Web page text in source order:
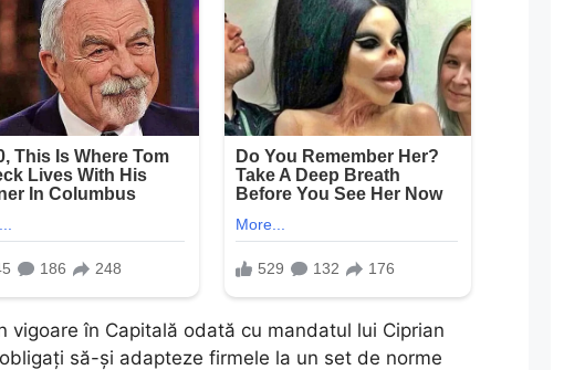
vigoare în Capitală odată cu mandatul lui Ciprian
să-și adapteze firmele la un set de norme